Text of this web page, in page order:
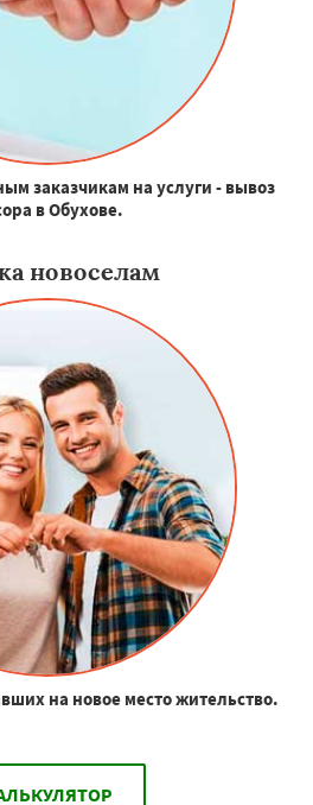
заказчикам на услуги - вывоз
в Обухове.
новоселам
на новое место жительство.